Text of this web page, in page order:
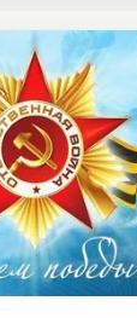
Sus
un ambiente
belleza